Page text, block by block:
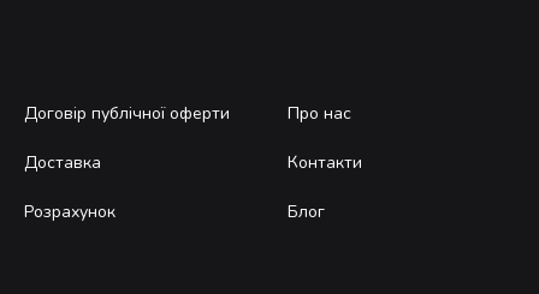
Договір публічної оферти
Доставка
Розрахунок
Про нас
Контакти
Блог